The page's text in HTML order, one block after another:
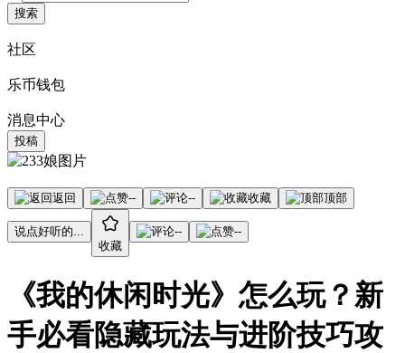
搜索
社区
乐币钱包
消息中心
投稿
返回 -- -- 收藏 顶部
说点好听的...
收藏
-- --
《我的休闲时光》怎么玩？新
手必看隐藏玩法与进阶技巧攻